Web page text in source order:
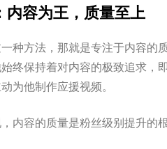
内容为王，质量至上
种方法，那就是专注于内容的
终保持着对内容的极致追求，
为他制作应援视频。
内容的质量是粉丝级别提升的